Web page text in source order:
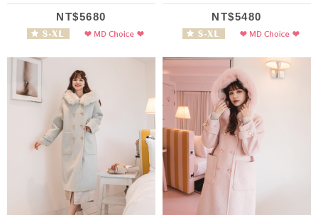
NT$5680 NT$5480